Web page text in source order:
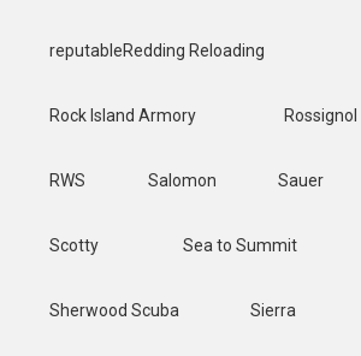
reputableRedding Reloading
Rock Island Armory Rossignol
RWS Salomon Sauer
Scotty Sea to Summit
Sherwood Scuba Sierra